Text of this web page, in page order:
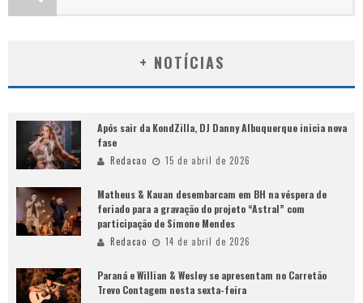
+ NOTÍCIAS
Após sair da KondZilla, DJ Danny Albuquerque inicia nova
fase
Redacao 15 de abril de 2026
Matheus & Kauan desembarcam em BH na véspera de
feriado para a gravação do projeto “Astral” com
participação de Simone Mendes
Redacao 14 de abril de 2026
Paraná e Willian & Wesley se apresentam no Carretão
Trevo Contagem nesta sexta-feira